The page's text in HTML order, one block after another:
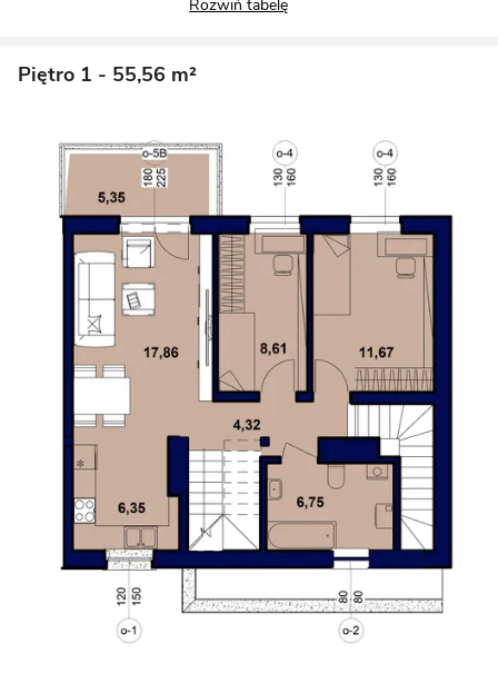
Piętro 1 - 55,56 m²